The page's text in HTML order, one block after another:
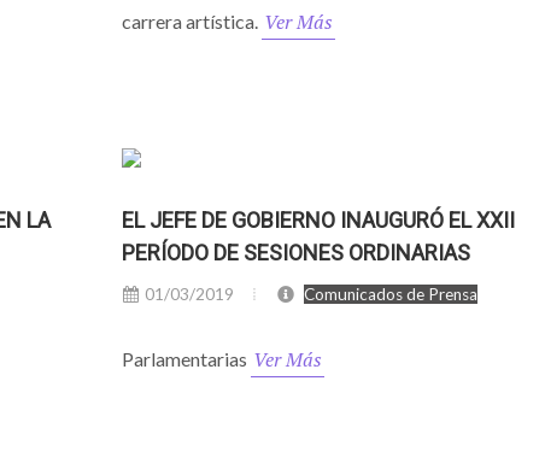
carrera artística. Ver Más
LA
EL JEFE DE GOBIERNO INAUGURÓ EL XXII
PERÍODO DE SESIONES ORDINARIAS
01/03/2019 Comunicados de Prensa
Parlamentarias Ver Más